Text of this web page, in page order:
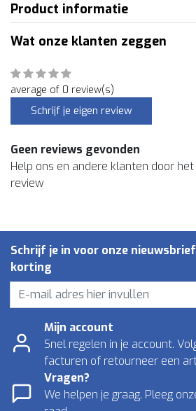
Product informatie
Wat onze klanten zeggen
average of 0 review(s)
Schrijf je eigen review
Geen reviews gevonden
Help ons en andere klanten door
review
Schrijf je in voor onze
korting
Mijn account
Snel regelen in je account.
facturen of retourneer een
Vragen?
We helpen je graag. Pleeg